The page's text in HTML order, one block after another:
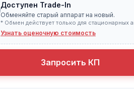
Доступен Trade-In
Обменяйте старый аппарат на новый.
* Обмен действует только для стационарных
Узнать оценочную стоимость
Запросить КП